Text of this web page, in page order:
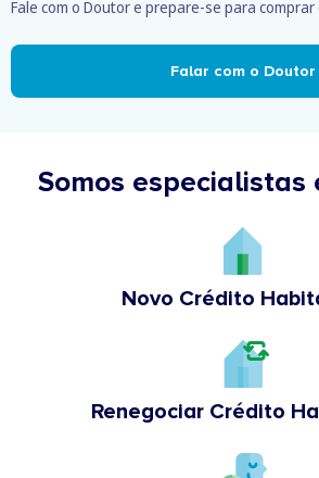
Fale com o Doutor e prepare-se para comprar
Falar com o Doutor
Somos especialistas
Novo Crédito
Renegociar Crédito